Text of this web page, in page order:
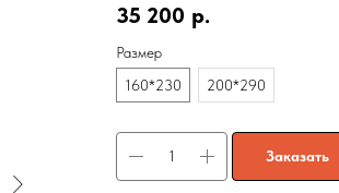
35 200 р.
Размер
160*230
200*290
Заказать